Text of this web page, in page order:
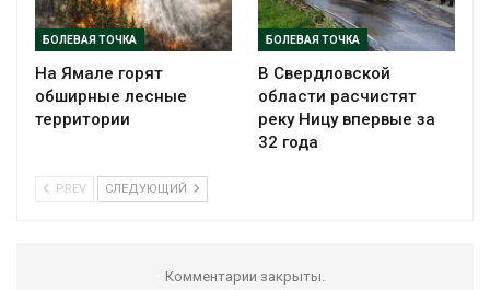
БОЛЕВАЯ ТОЧКА
На Ямале горят
обширные лесные
территории
БОЛЕВАЯ ТОЧКА
В Свердловской
области расчистят
реку Ницу впервые за
32 года
PREV СЛЕДУЮЩИЙ
Комментарии закрыты.